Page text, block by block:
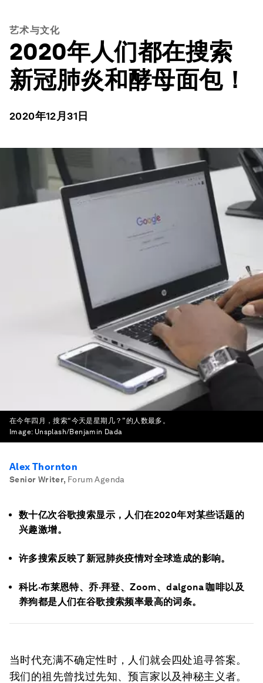
艺术与文化
2020年人们都在搜索
新冠肺炎和酵母面包！
2020年12月31日
在今年四月，搜索“今天是星期几？”的人数最多。
Image: Unsplash/Benjamin Dada
Alex Thornton
Senior Writer, Forum Agenda
数十亿次谷歌搜索显示，人们在2020年对某些话题的
兴趣激增。
许多搜索反映了新冠肺炎疫情对全球造成的影响。
科比·布莱恩特、乔·拜登、Zoom、dalgona 咖啡以及
养狗都是人们在谷歌搜索频率最高的词条。
当时代充满不确定性时，人们就会四处追寻答案。
我们的祖先曾找过先知、预言家以及神秘主义者。